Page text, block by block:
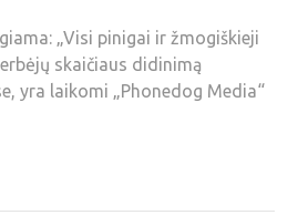
„Visi pinigai ir žmogiškieji
skaičiaus didinimą
yra laikomi „Phonedog Media“